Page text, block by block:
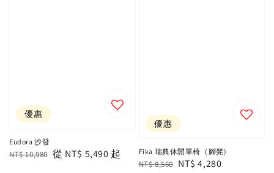
優惠
Eudora 沙發
Regular
NT$ 10,980 Sale
從 NT$ 5,490 起
優惠
Fika 瑞典休閒單椅（腳凳)
Regular
NT$ 8,560 Sale
NT$ 4,280